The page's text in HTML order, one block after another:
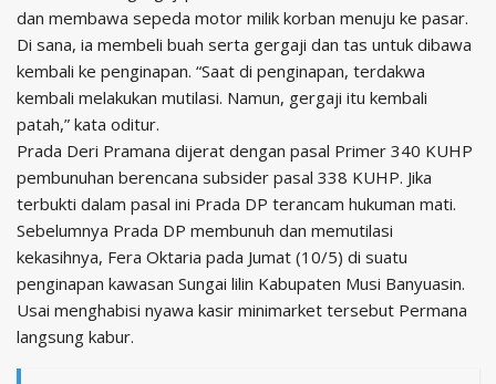
dan membawa sepeda motor milik korban menuju ke pasar.
Di sana, ia membeli buah serta gergaji dan tas untuk dibawa
kembali ke penginapan. “Saat di penginapan, terdakwa
kembali melakukan mutilasi. Namun, gergaji itu kembali
patah,” kata oditur.
Prada Deri Pramana dijerat dengan pasal Primer 340 KUHP
pembunuhan berencana subsider pasal 338 KUHP. Jika
terbukti dalam pasal ini Prada DP terancam hukuman mati.
Sebelumnya Prada DP membunuh dan memutilasi
kekasihnya, Fera Oktaria pada Jumat (10/5) di suatu
penginapan kawasan Sungai lilin Kabupaten Musi Banyuasin.
Usai menghabisi nyawa kasir minimarket tersebut Permana
langsung kabur.